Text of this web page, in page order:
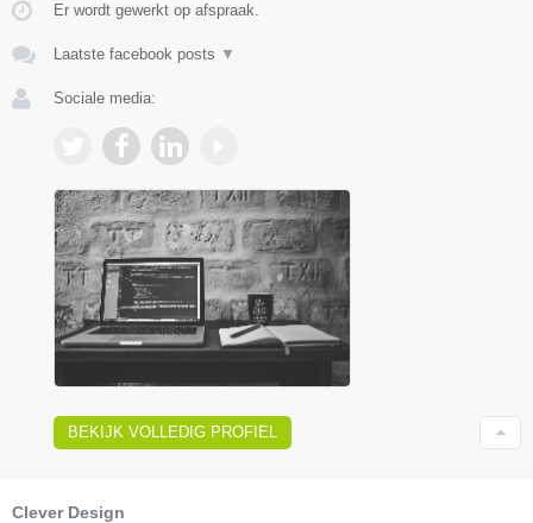
Er wordt gewerkt op afspraak.
Laatste facebook posts ▼
Sociale media:
BEKIJK VOLLEDIG PROFIEL
Clever Design